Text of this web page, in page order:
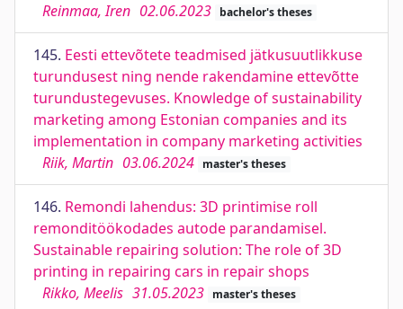
Reinmaa, Iren 02.06.2023 bachelor's theses
145. Eesti ettevõtete teadmised jätkusuutlikkuse
turundusest ning nende rakendamine ettevõtte
turundustegevuses. Knowledge of sustainability
marketing among Estonian companies and its
implementation in company marketing activities
Riik, Martin 03.06.2024 master's theses
146. Remondi lahendus: 3D printimise roll
remonditöökodades autode parandamisel.
Sustainable repairing solution: The role of 3D
printing in repairing cars in repair shops
Rikko, Meelis 31.05.2023 master's theses